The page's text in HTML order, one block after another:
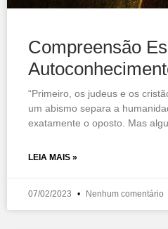
Compreensão
“Primeiro, os judeus e os
um abismo separa a
exatamente o oposto. Mas
LEIA MAIS »
07/02/2023 Nenhum comentário